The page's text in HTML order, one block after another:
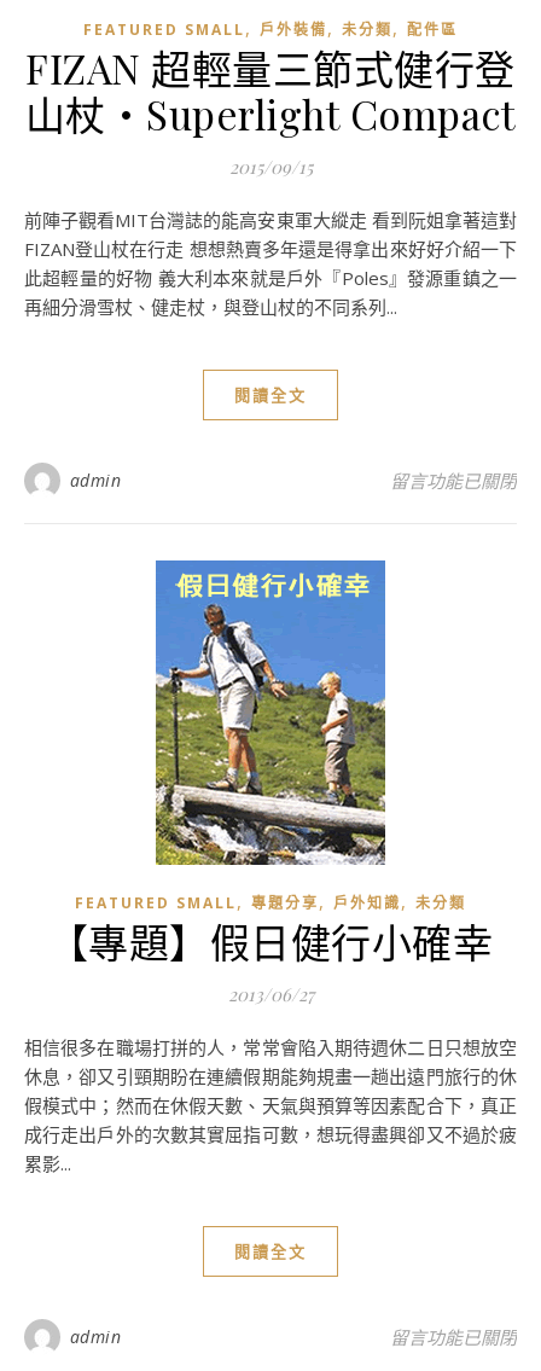
FEATURED SMALL, 戶外裝備, 未分類, 配件區
FIZAN 超輕量三節式健行登
山杖・Superlight Compact
2015/09/15
前陣子觀看MIT台灣誌的能高安東軍大縱走 看到阮姐拿著這對
FIZAN登山杖在行走 想想熱賣多年還是得拿出來好好介紹一下
此超輕量的好物 義大利本來就是戶外『Poles』發源重鎮之一
再細分滑雪杖、健走杖，與登山杖的不同系列...
閱讀全文
admin 在〈FIZAN 超輕
留言功能已關閉
FEATURED SMALL, 專題分享, 戶外知識, 未分類
【專題】假日健行小確幸
2013/06/27
相信很多在職場打拼的人，常常會陷入期待週休二日只想放空
休息，卻又引頸期盼在連續假期能夠規畫一趟出遠門旅行的休
假模式中；然而在休假天數、天氣與預算等因素配合下，真正
成行走出戶外的次數其實屈指可數，想玩得盡興卻又不過於疲
累影...
閱讀全文
admin 在〈【專題】假
留言功能已關閉